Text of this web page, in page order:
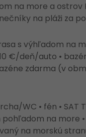
na more a ostrov
na pláži za
s výhľadom na
€/deň/auto •
zdarma (v
WC • fén •
na more
na morskú